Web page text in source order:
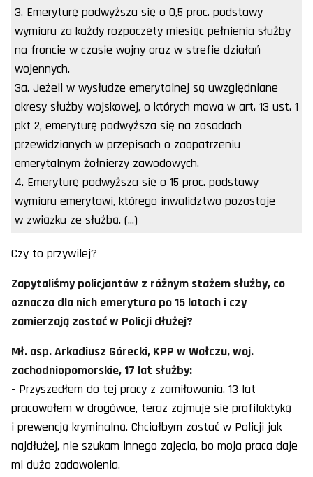
3. Emeryturę podwyższa się o 0,5 proc. podstawy
wymiaru za każdy rozpoczęty miesiąc pełnienia służby
na froncie w czasie wojny oraz w strefie działań
wojennych.
3a. Jeżeli w wysłudze emerytalnej są uwzględniane
okresy służby wojskowej, o których mowa w art. 13 ust. 1
pkt 2, emeryturę podwyższa się na zasadach
przewidzianych w przepisach o zaopatrzeniu
emerytalnym żołnierzy zawodowych.
4. Emeryturę podwyższa się o 15 proc. podstawy
wymiaru emerytowi, którego inwalidztwo pozostaje
w związku ze służbą. (...)
Czy to przywilej?
Zapytaliśmy policjantów z różnym stażem służby, co
oznacza dla nich emerytura po 15 latach i czy
zamierzają zostać w Policji dłużej?
Mł. asp. Arkadiusz Górecki, KPP w Wałczu, woj.
zachodniopomorskie, 17 lat służby:
- Przyszedłem do tej pracy z zamiłowania. 13 lat
pracowałem w drogówce, teraz zajmuję się profilaktyką
i prewencją kryminalną. Chciałbym zostać w Policji jak
najdłużej, nie szukam innego zajęcia, bo moja praca daje
mi dużo zadowolenia.